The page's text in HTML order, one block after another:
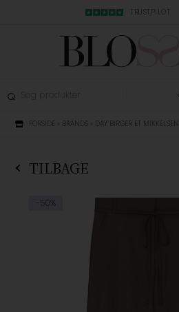
TRUSTPILOT
FORSIDE » BRANDS » DAY BIRGER ET MIKKELSEN
TILBAGE